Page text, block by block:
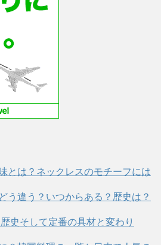
とは？ネックレスのモチーフには
う違う？いつからある？歴史は？
史そして定番の具材と変わり